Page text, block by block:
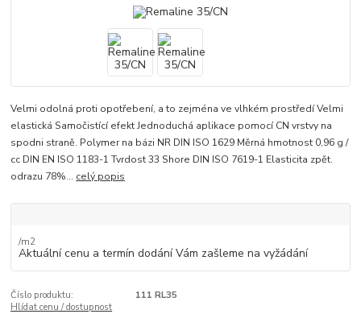
Velmi odolná proti opotřebení, a to zejména ve vlhkém prostředí Velmi
elastická Samočistící efekt Jednoduchá aplikace pomocí CN vrstvy na
spodni straně. Polymer na bázi NR DIN ISO 1629 Měrná hmotnost 0,96 g /
cc DIN EN ISO 1183-1 Tvrdost 33 Shore DIN ISO 7619-1 Elasticita zpět.
odrazu 78%... celý popis
/m2
Aktuální cenu a termín dodání Vám zašleme na vyžádání
Číslo produktu:
111 RL35
Hlídat cenu / dostupnost